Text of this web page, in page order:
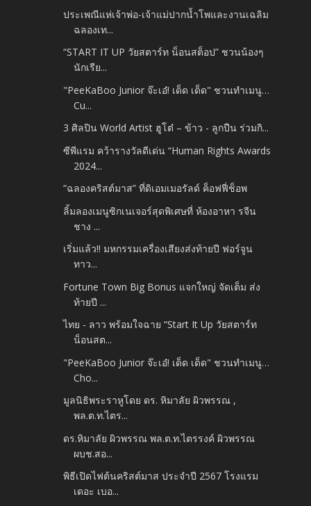
ประเพณีแห่เจ้าพ่อ-เจ้าแม่ปากน้ำโพและงานเฉลิม
ฉลองเท...
“START IT UP วัยสตาร์ท น็อนสต็อป” ชวนน้องๆ
นักเรีย...
"PeeKaBoo Junior จ๊ะเอ๋! เด็ด เด็ด" ชวนทำเมนู…
Cu...
3 ศิลปิน World Artist ฮูโต๋ – ข้าว - ลูกปืน ร่วมกิ...
ซีพีแรม คว้ารางวัลดีเด่น “Human Rights Awards
2024...
“ฉลองคริสต์มาส” ที่ดิเอมเมอรัลด์ ค็อฟฟี่ช็อพ
ลิ้มลองเมนูซิกเนเจอร์สุดพิเศษที่ ห้องอาหา รจีน
ชาง ...
เริ่มแล้ว!! มหกรรมเครื่องเสียงส่งท้ายปี ฟอร์จูน
ทาว...
Fortune Town Big Bonus แจกใหญ่ จัดเต็ม ส่ง
ท้ายปี ...
ไทย - ลาว พร้อมใจฉาย “Start It Up วัยสตาร์ท
น็อนสต...
"PeeKaBoo Junior จ๊ะเอ๋! เด็ด เด็ด" ชวนทำเมนู…
Cho...
มูลนิธิพระราหูโดย ดร. หิมาลัย ผิวพรรณ ,
พล.ต.ท.ไตร...
ดร.หิมาลัย ผิวพรรณ พล.ต.ท.ไตรรงค์ ผิวพรรณ
ผบช.สอ...
พิธีเปิดไฟต้นคริสต์มาส ประจำปี 2567 โรงแรม
เดอะ เบอ...